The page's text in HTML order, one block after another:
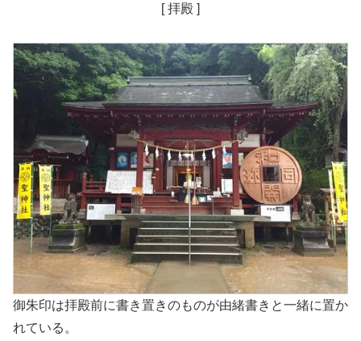
[ 拝殿 ]
御朱印は拝殿前に書き置きのものが由緒書きと一緒に置か
れている。